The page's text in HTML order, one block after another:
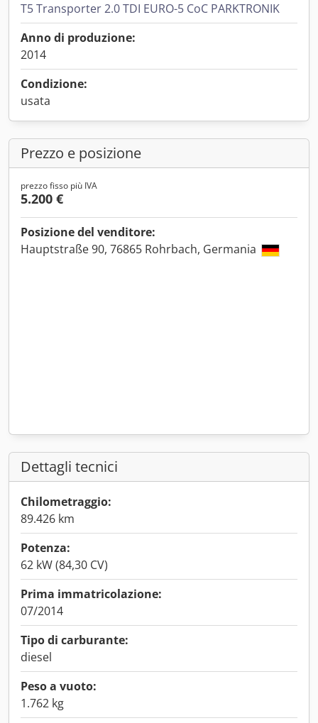
T5 Transporter 2.0 TDI EURO-5 CoC PARKTRONIK
Anno di produzione:
2014
Condizione:
usata
Prezzo e posizione
prezzo fisso più IVA
5.200 €
Posizione del venditore:
Hauptstraße 90, 76865 Rohrbach, Germania
Dettagli tecnici
Chilometraggio:
89.426 km
Potenza:
62 kW (84,30 CV)
Prima immatricolazione:
07/2014
Tipo di carburante:
diesel
Peso a vuoto:
1.762 kg